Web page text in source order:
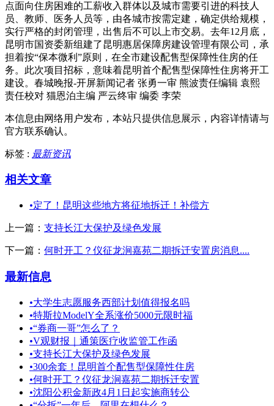
点面向住房困难的工薪收入群体以及城市需要引进的科技人
员、教师、医务人员等，由各城市按需定建，确定供给规模，
实行严格的封闭管理，出售后不可以上市交易。去年12月底，
昆明市国资委新组建了昆明惠居保障房建设管理有限公司，承
担着按“保本微利”原则，在全市建设配售型保障性住房的任
务。此次项目招标，意味着昆明首个配售型保障性住房将开工
建设。春城晚报-开屏新闻记者 张勇一审 熊波责任编辑 袁熙
责任校对 猫恩泊主编 严云终审 编委 李荣
本信息由网络用户发布， 本站只提供信息展示，内容详情请与
官方联系确认。
标签 : 最新资讯
相关文章
•定了！昆明这些地方将征地拆迁！补偿方
上一篇： 支持长江大保护及绿色发展
下一篇： 何时开工？仪征龙涧嘉苑二期拆迁安置房消息....
最新信息
•大学生志愿服务西部计划值得报名吗
•特斯拉ModelY全系涨价5000元限时福
•“券商一哥”怎么了？
•V观财报｜通策医疗收监管工作函
•支持长江大保护及绿色发展
•300余套！昆明首个配售型保障性住房
•何时开工？仪征龙涧嘉苑二期拆迁安置
•沈阳公积金新政4月1日起实施商转公